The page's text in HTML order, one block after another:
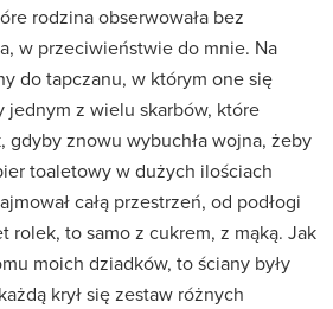
rodzina obserwowała bez
w przeciwieństwie do mnie. Na
do tapczanu, w którym one się
jednym z wielu skarbów, które
gdyby znowu wybuchła wojna, żeby
toaletowy w dużych ilościach
całą przestrzeń, od podłogi
rolek, to samo z cukrem, z mąką. Jak
moich dziadków, to ściany były
krył się zestaw różnych